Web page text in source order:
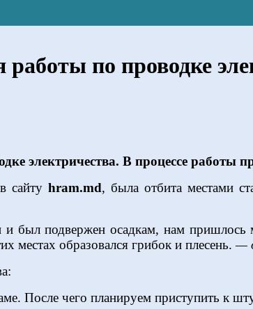
по проводке
электричества. В процессе работы
сайтуhram.md, была отбита местами
был подвержен осадкам, нам пришлось
местах образовался грибок и плесень.—
После чего планируем приступить к